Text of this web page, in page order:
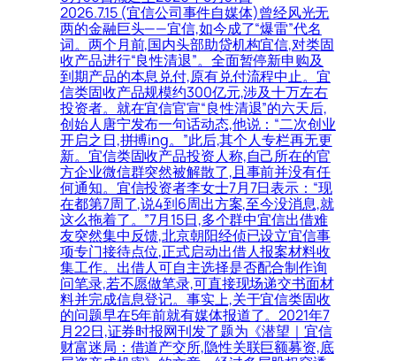
2026.7.15 (宜信公司事件自媒体)曾经风光无
两的金融巨头——宜信,如今成了“爆雷”代名
词。两个月前,国内头部助贷机构宜信,对类固
收产品进行“良性清退”。全面暂停新申购及
到期产品的本息兑付,原有兑付流程中止。宜
信类固收产品规模约300亿元,涉及十万左右
投资者。就在宜信官宣“良性清退”的六天后,
创始人唐宁发布一句话动态,他说：“二次创业
开启之日,拼搏ing。”此后,其个人专栏再无更
新。宜信类固收产品投资人称,自己所在的官
方企业微信群突然被解散了,且事前并没有任
何通知。宜信投资者李女士7月7日表示：“现
在都第7周了,说4到6周出方案,至今没消息,就
这么拖着了。”7月15日,多个群中宜信出借难
友突然集中反馈,北京朝阳经侦已设立宜信事
项专门接待点位,正式启动出借人报案材料收
集工作。出借人可自主选择是否配合制作询
问笔录,若不愿做笔录,可直接现场递交书面材
料并完成信息登记。事实上,关于宜信类固收
的问题早在5年前就有媒体报道了。2021年7
月22日,证券时报网刊发了题为《潜望｜宜信
财富迷局：借道产交所,隐性关联巨额募资,底